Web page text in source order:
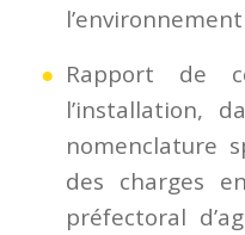
l’environnement
Rapport de
l’installation,
nomenclature
des charges
préfectoral